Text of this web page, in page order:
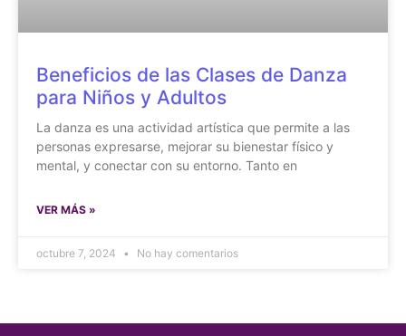
Beneficios de las Clases de Danza
para Niños y Adultos
La danza es una actividad artística que permite a las
personas expresarse, mejorar su bienestar físico y
mental, y conectar con su entorno. Tanto en
VER MÁS »
octubre 7, 2024 No hay comentarios